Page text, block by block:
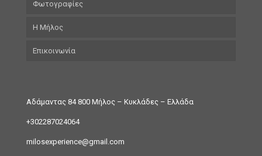
Φωτογραφίες
Η Μήλος
Επικοινωνία
Αδάμαντας 84 800 Μήλος – Κυκλάδες – Ελλάδα
+302287024064
milosexperience@gmail.com